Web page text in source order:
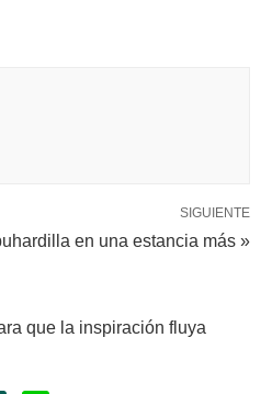
SIGUIENTE
en una estancia más »
que la inspiración fluya